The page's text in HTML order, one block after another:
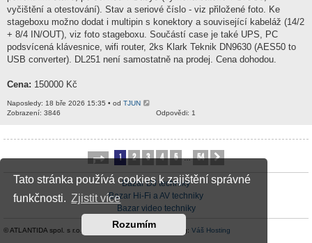
Tato stránka používá cookies k zajištění správné
funkčnosti. Zjistit více
Rozumím
vyčištění a otestování). Stav a seriové číslo - viz přiložené foto. Ke
stageboxu možno dodat i multipin s konektory a související kabeláž (14/2
+ 8/4 IN/OUT), viz foto stageboxu. Součástí case je také UPS, PC
podsvícená klávesnice, wifi router, 2ks Klark Teknik DN9630 (AES50 to
USB converter). DL251 není samostatně na prodej. Cena dohodou.
Cena: 150000 Kč
Naposledy: 18 bře 2026 15:35 • od TJUN
Odpovědi: 1
Zobrazení: 3846
Stránka1z54
1 2 3 4 5 … 54 Další
Bazar DJ techniky
Bazar Hi-Fi a AV techniky
Bazar video techniky
© ATLANTIDA spol. s r.o. | Kontaktní údaje| Hosting: Váš Hosting